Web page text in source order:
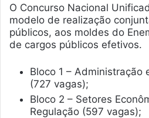
O Concurso Nacional
modelo de realização
públicos, aos moldes do
de cargos públicos efetivos.
Bloco 1 – Administração
(727 vagas);
Bloco 2 – Setores
Regulação (597 vagas);